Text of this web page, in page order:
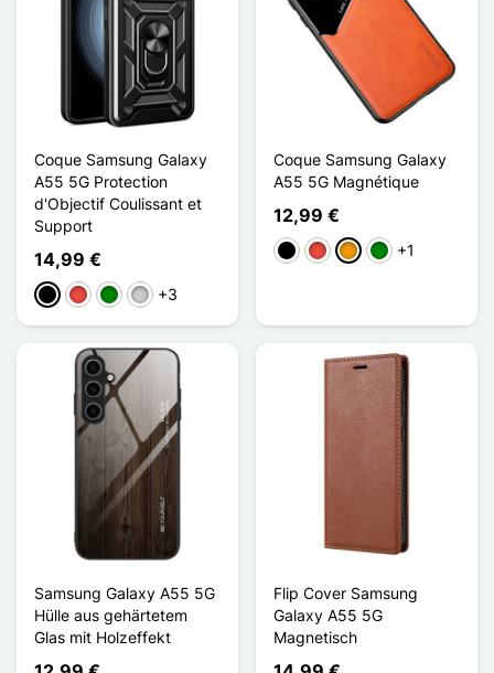
Coque Samsung Galaxy
A55 5G Protection
d'Objectif Coulissant et
Support
14,99 €
Schwarz
Rot GrünSilber
+3
Coque Samsung Galaxy
A55 5G Magnétique
12,99 €
Schwarz
Rot Orange
Grün+1
Samsung Galaxy A55 5G
Hülle aus gehärtetem
Glas mit Holzeffekt
Flip Cover Samsung
Galaxy A55 5G
Magnetisch